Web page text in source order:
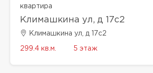
квартира
Климашкина ул, д 17с2
Климашкина ул, д 17с2
299.4 кв.м. 5 этаж